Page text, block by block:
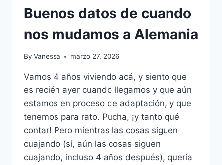
Buenos datos de cuando
nos mudamos a Alemania
By Vanessa marzo 27, 2026
Vamos 4 años viviendo acá, y siento que
es recién ayer cuando llegamos y que aún
estamos en proceso de adaptación, y que
tenemos para rato. Pucha, ¡y tanto qué
contar! Pero mientras las cosas siguen
cuajando (sí, aún las cosas siguen
cuajando, incluso 4 años después), quería